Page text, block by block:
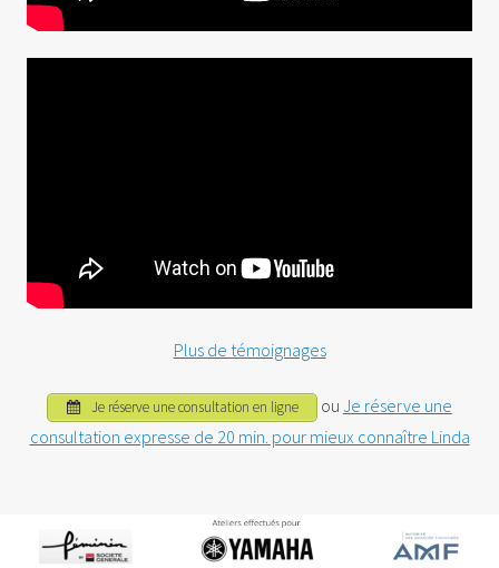
Plus de témoignages
Je réserve une consultation en ligne ou Je réserve une
consultation expresse de 20 min. pour mieux connaître Linda